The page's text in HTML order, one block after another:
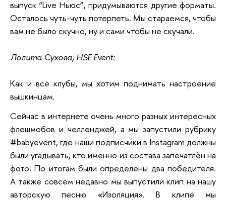
выпуск “Live Ньюс”, придумываются другие форматы.
Осталось чуть-чуть потерпеть. Мы стараемся, чтобы
вам не было скучно, ну и сами чтобы не скучали.
Лолита Сухова, HSE Event:
Как и все клубы, мы хотим поднимать настроение
вышкинцам.
Сейчас в интернете очень много разных интересных
флешмобов и челленджей, а мы запустили рубрику
#babyevent, где наши подписчики в Instagram должны
были угадывать, кто именно из состава запечатлён на
фото. По итогам были определены два победителя.
А также совсем недавно мы выпустили клип на нашу
авторскую песню «Изоляция». В клипе мы